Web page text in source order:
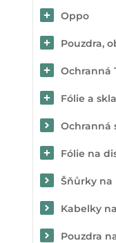
Oppo
Pouzdra,
Ochranná
Fólie a
Ochranná
Fólie na
Šňůrky na
Kabelky
Pouzdra